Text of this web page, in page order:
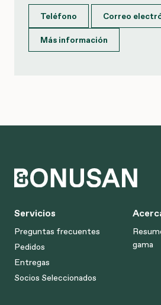
Teléfono
Correo
Más información
Servicios
Preguntas frecuentes
Pedidos
Entregas
Socios Seleccionados
gama